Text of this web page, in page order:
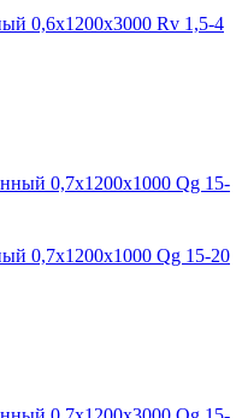
0,6х1200х3000 Rv 1,5-4
0,7х1200х1000 Qg 15-20